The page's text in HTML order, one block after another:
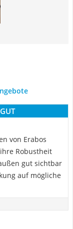
von Erabos
Robustheit
gut sichtbar
auf mögliche